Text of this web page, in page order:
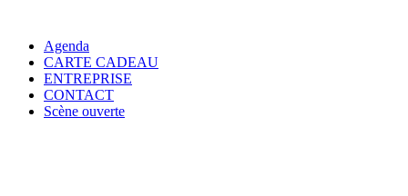
Agenda
CARTE CADEAU
ENTREPRISE
CONTACT
Scène ouverte